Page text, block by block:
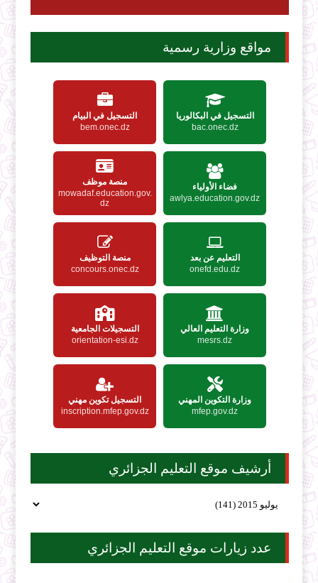
مواقع وزارية رسمية
التسجيل في البكالوريا
bac.onec.dz
التسجيل في البيام
bem.onec.dz
فضاء الأولياء
awlya.education.gov.dz
منصة موظف
mowadaf.education.gov.
dz
التعليم عن بعد
onefd.edu.dz
منصة التوظيف
concours.onec.dz
وزارة التعليم العالي
mesrs.dz
التسجيلات الجامعية
orientation-esi.dz
وزارة التكوين المهني
mfep.gov.dz
التسجيل تكوين مهني
inscription.mfep.gov.dz
أرشيف موقع التعليم الجزائري
عدد زيارات موقع التعليم الجزائري